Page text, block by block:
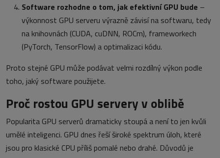
Software rozhodne o tom, jak efektivní GPU bude –
výkonnost GPU serveru výrazně závisí na softwaru, tedy
na knihovnách (CUDA, cuDNN, ROCm), frameworkech
(PyTorch, TensorFlow) a optimalizaci kódu.
Proto stejné GPU může podávat velmi rozdílný výkon podle
toho, jaký software použijete.
Proč rostou GPU servery v oblibě
Popularita GPU serverů dramaticky stoupá a není to jen kvůli
umělé inteligenci. GPU dnes řeší široké spektrum úloh, které
jsou pro klasické CPU příliš pomalé nebo drahé. Důvodů je